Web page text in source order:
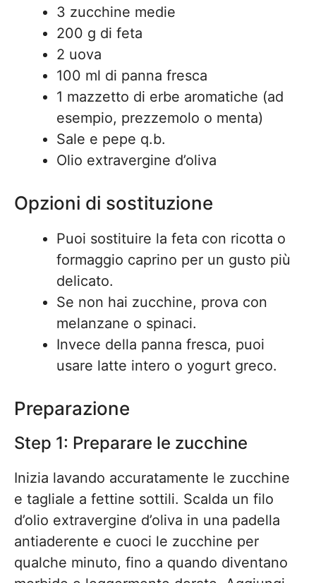
3 zucchine medie
200 g di feta
2 uova
100 ml di panna fresca
1 mazzetto di erbe aromatiche (ad
esempio, prezzemolo o menta)
Sale e pepe q.b.
Olio extravergine d’oliva
Opzioni di sostituzione
Puoi sostituire la feta con ricotta o
formaggio caprino per un gusto più
delicato.
Se non hai zucchine, prova con
melanzane o spinaci.
Invece della panna fresca, puoi
usare latte intero o yogurt greco.
Preparazione
Step 1: Preparare le zucchine
Inizia lavando accuratamente le zucchine
e tagliale a fettine sottili. Scalda un filo
d’olio extravergine d’oliva in una padella
antiaderente e cuoci le zucchine per
qualche minuto, fino a quando diventano